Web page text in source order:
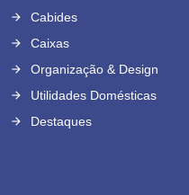
Cabides
Caixas
Organização & Design
Utilidades Domésticas
Destaques